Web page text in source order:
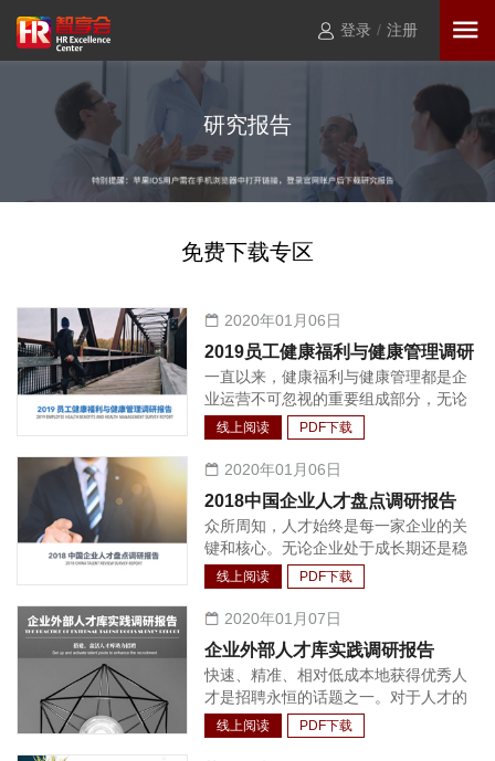
登录 / 注册
研究报告
免费下载专区
2020年01月06日
2019员工健康福利与健康管理调研
报告
一直以来，健康福利与健康管理都是企
业运营不可忽视的重要组成部分，无论
是对于公司竞争力还是员工生产力，都
不可或缺。发展至今，“以人为本”的核
心理念已经深入人心，特别是在中国市
场环境下，员工的健康管理已经逐渐形
成了较为完善的体系，包括法定福利、
商业保险、年度体检、沟通工具、健康
场所等等。
线上阅读 PDF下载
2020年01月06日
2018中国企业人才盘点调研报告
众所周知，人才始终是每一家企业的关
键和核心。无论企业处于成长期还是稳
定发展期，都需要持续不断的人才支
持。相应的，如何快速有效的增加所需
岗位以保证高管管理半径的扩大与核心
业务的持续增长，让企业保持恒久的竞
争力，成为每个企业面临的首要问题。
实践中，很多企业会发现：建立企业人
才池，从内部选拔和培养管理人才与技
术人才，相较外部招聘渠道的投资回报
线上阅读 PDF下载
2020年01月07日
企业外部人才库实践调研报告
快速、精准、相对低成本地获得优秀人
才是招聘永恒的话题之一。对于人才的
争夺战从未停止过，只是与以往相比，
这一争夺战已经越来越前置，企业对人
线上阅读 PDF下载